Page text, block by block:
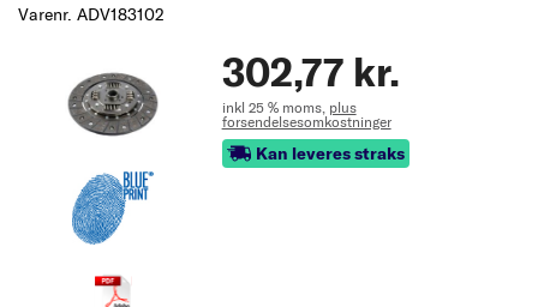
Varenr. ADV183102
302,77 kr.
inkl 25 % moms, plus
forsendelsesomkostninger
Kan leveres straks